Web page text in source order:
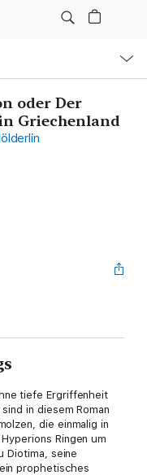
oder Der
Griechenland
tiefe Ergriffenheit
in diesem Roman
die einmalig in
Ringen um
Diotima, seine
prophetisches